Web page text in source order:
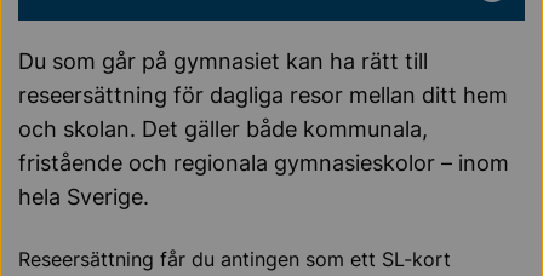
Du som går på gymnasiet kan ha rätt till
reseersättning för dagliga resor mellan ditt hem
och skolan. Det gäller både kommunala,
fristående och regionala gymnasieskolor – inom
hela Sverige.
Reseersättning får du antingen som ett SL-kort